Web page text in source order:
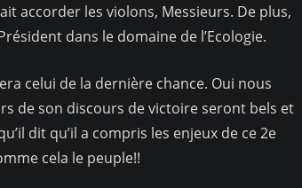
accorder les violons, Messieurs. De plus,
dans le domaine de l’Ecologie.
celui de la dernière chance. Oui nous
de son discours de victoire seront bels et
dit qu’il a compris les enjeux de ce 2e
cela le peuple!!